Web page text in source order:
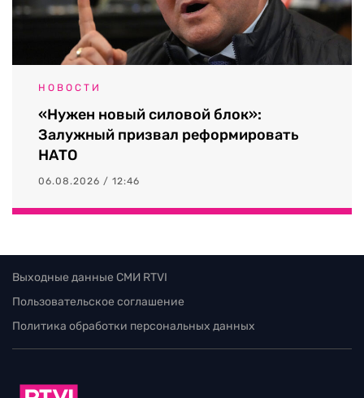
НОВОСТИ
«Нужен новый силовой блок»:
Залужный призвал реформировать
НАТО
06.08.2026 / 12:46
Выходные данные СМИ RTVI
Пользовательское соглашение
Политика обработки персональных данных